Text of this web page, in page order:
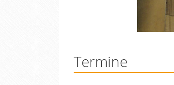
Termine